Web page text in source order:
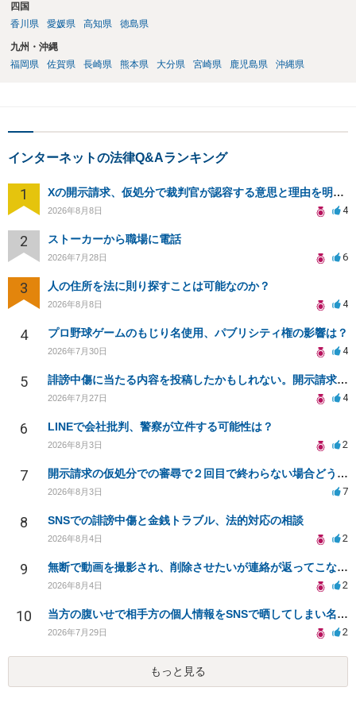
四国
香川県
愛媛県 高知県 徳島県
九州・沖縄
福岡県
佐賀県 長崎県 熊本県 大分県 宮崎県 鹿児島県 沖縄県
インターネットの法律Q&Aランキング
1 Xの開示請求、仮処分で裁判官が認容する意思と理由を明確化しても、相手側は争って引き延ばしますか
2026年8月8日 4
2 ストーカーから職場に電話
2026年7月28日 6
3 人の住所を法に則り探すことは可能なのか？
2026年8月8日 4
4 プロ野球ゲームのもじり名使用、パブリシティ権の影響は？
2026年7月30日 4
5 誹謗中傷に当たる内容を投稿したかもしれない。開示請求や民事刑事裁判に発展しうるのか教えて欲しい。
2026年7月27日 4
6 LINEで会社批判、警察が立件する可能性は？
2026年8月3日 2
7 開示請求の仮処分での審尋で２回目で終わらない場合どうしたらいいですか
2026年8月3日 7
8 SNSでの誹謗中傷と金銭トラブル、法的対応の相談
2026年8月4日 2
9 無断で動画を撮影され、削除させたいが連絡が返ってこない。
2026年8月4日 2
10 当方の腹いせで相手方の個人情報をSNSで晒してしまい名誉毀損させてしまったかもしれない
2026年7月29日 2
もっと見る